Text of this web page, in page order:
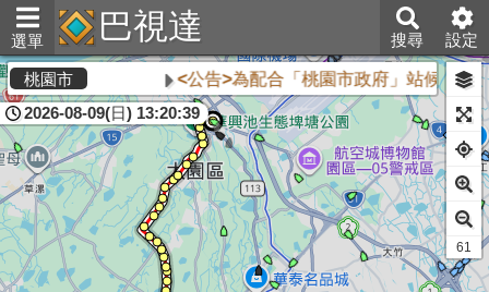
選單 巴視達 搜尋 設定
桃園市 <公告>為配合「桃園市政府」站候車亭
2026-08-09(日) 13:20:39
60